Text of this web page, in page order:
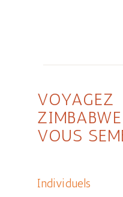
VOUS
Individuels